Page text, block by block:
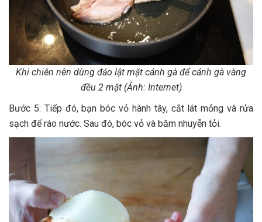
Khi chiên nên dùng đảo lật mặt cánh gà để cánh gà vàng
đều 2 mặt (Ảnh: Internet)
Bước 5: Tiếp đó, bạn bóc vỏ hành tây, cắt lát mỏng và rửa
sạch để ráo nước. Sau đó, bóc vỏ và băm nhuyễn tỏi.